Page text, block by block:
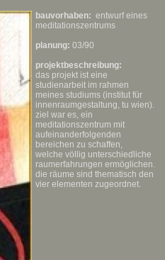
bauvorhaben: entwurf eines
meditationszentrums
planung: 03/90
projektbeschreibung:
das projekt ist eine
studienarbeit im rahmen
meines studiums (institut für
innenraumgestaltung, tu wien).
ziel war es, ein
meditationszentrum mit
aufeinanderfolgenden
bereichen zu schaffen,
welche völlig unterschiedliche
raumerfahrungen ermöglichen.
die räume sind thematisch den
vier elementen zugeordnet.